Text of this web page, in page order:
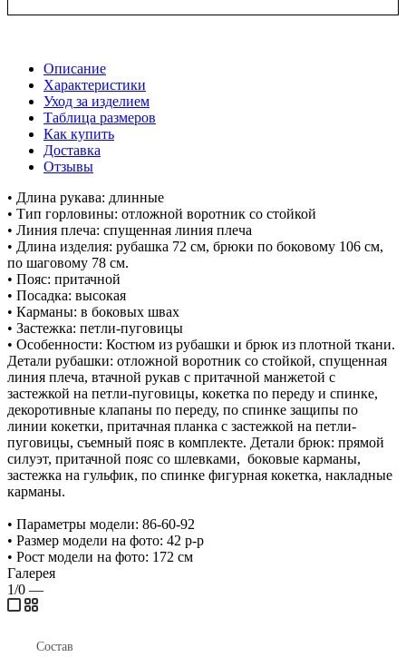
Описание
Характеристики
Уход за изделием
Таблица размеров
Как купить
Доставка
Отзывы
• Длина рукава: длинные
• Тип горловины: отложной воротник со стойкой
• Линия плеча: спущенная линия плеча
• Длина изделия: рубашка 72 см, брюки по боковому 106 см,
по шаговому 78 см.
• Пояс: притачной
• Посадка: высокая
• Карманы: в боковых швах
• Застежка: петли-пуговицы
• Особенности: Костюм из рубашки и брюк из плотной ткани.
Детали рубашки: отложной воротник со стойкой, спущенная
линия плеча, втачной рукав с притачной манжетой с
застежкой на петли-пуговицы, кокетка по переду и спинке,
декоротивные клапаны по переду, по спинке защипы по
линии кокетки, притачная планка с застежкой на петли-
пуговицы, съемный пояс в комплекте. Детали брюк: прямой
силуэт, притачной пояс со шлевками, боковые карманы,
застежка на гульфик, по спинке фигурная кокетка, накладные
карманы.
• Параметры модели: 86-60-92
• Размер модели на фото: 42 р-р
• Рост модели на фото: 172 см
Галерея
1/0 —
Состав